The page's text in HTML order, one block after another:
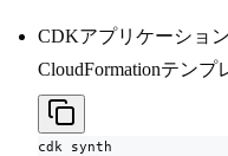
CDKアプリケーショ
CloudFormationテンプ
cdk synth